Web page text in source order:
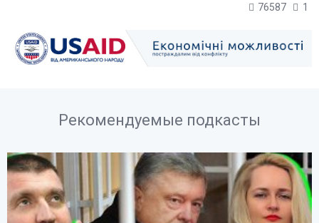
76587 1
Рекомендуемые подкасты